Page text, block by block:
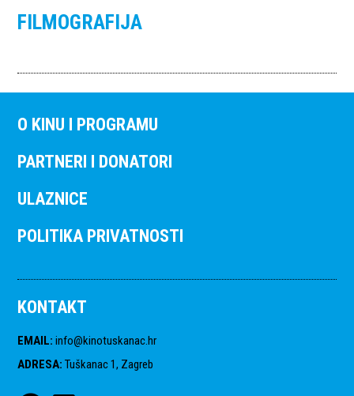
FILMOGRAFIJA
O KINU I PROGRAMU
PARTNERI I DONATORI
ULAZNICE
POLITIKA PRIVATNOSTI
KONTAKT
EMAIL: info@kinotuskanac.hr
ADRESA: Tuškanac 1, Zagreb